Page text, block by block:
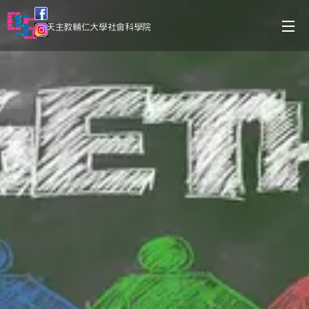
天主教輔仁大學社會科學院